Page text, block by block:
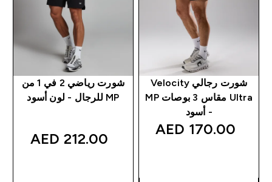
شورت رجالي Velocity
Ultra مقاس 3 بوصات MP
- أسود
170.00 AED‎
شورت رياضي 2 في 1 من
MP للرجال - لون أسود
212.00 AED‎